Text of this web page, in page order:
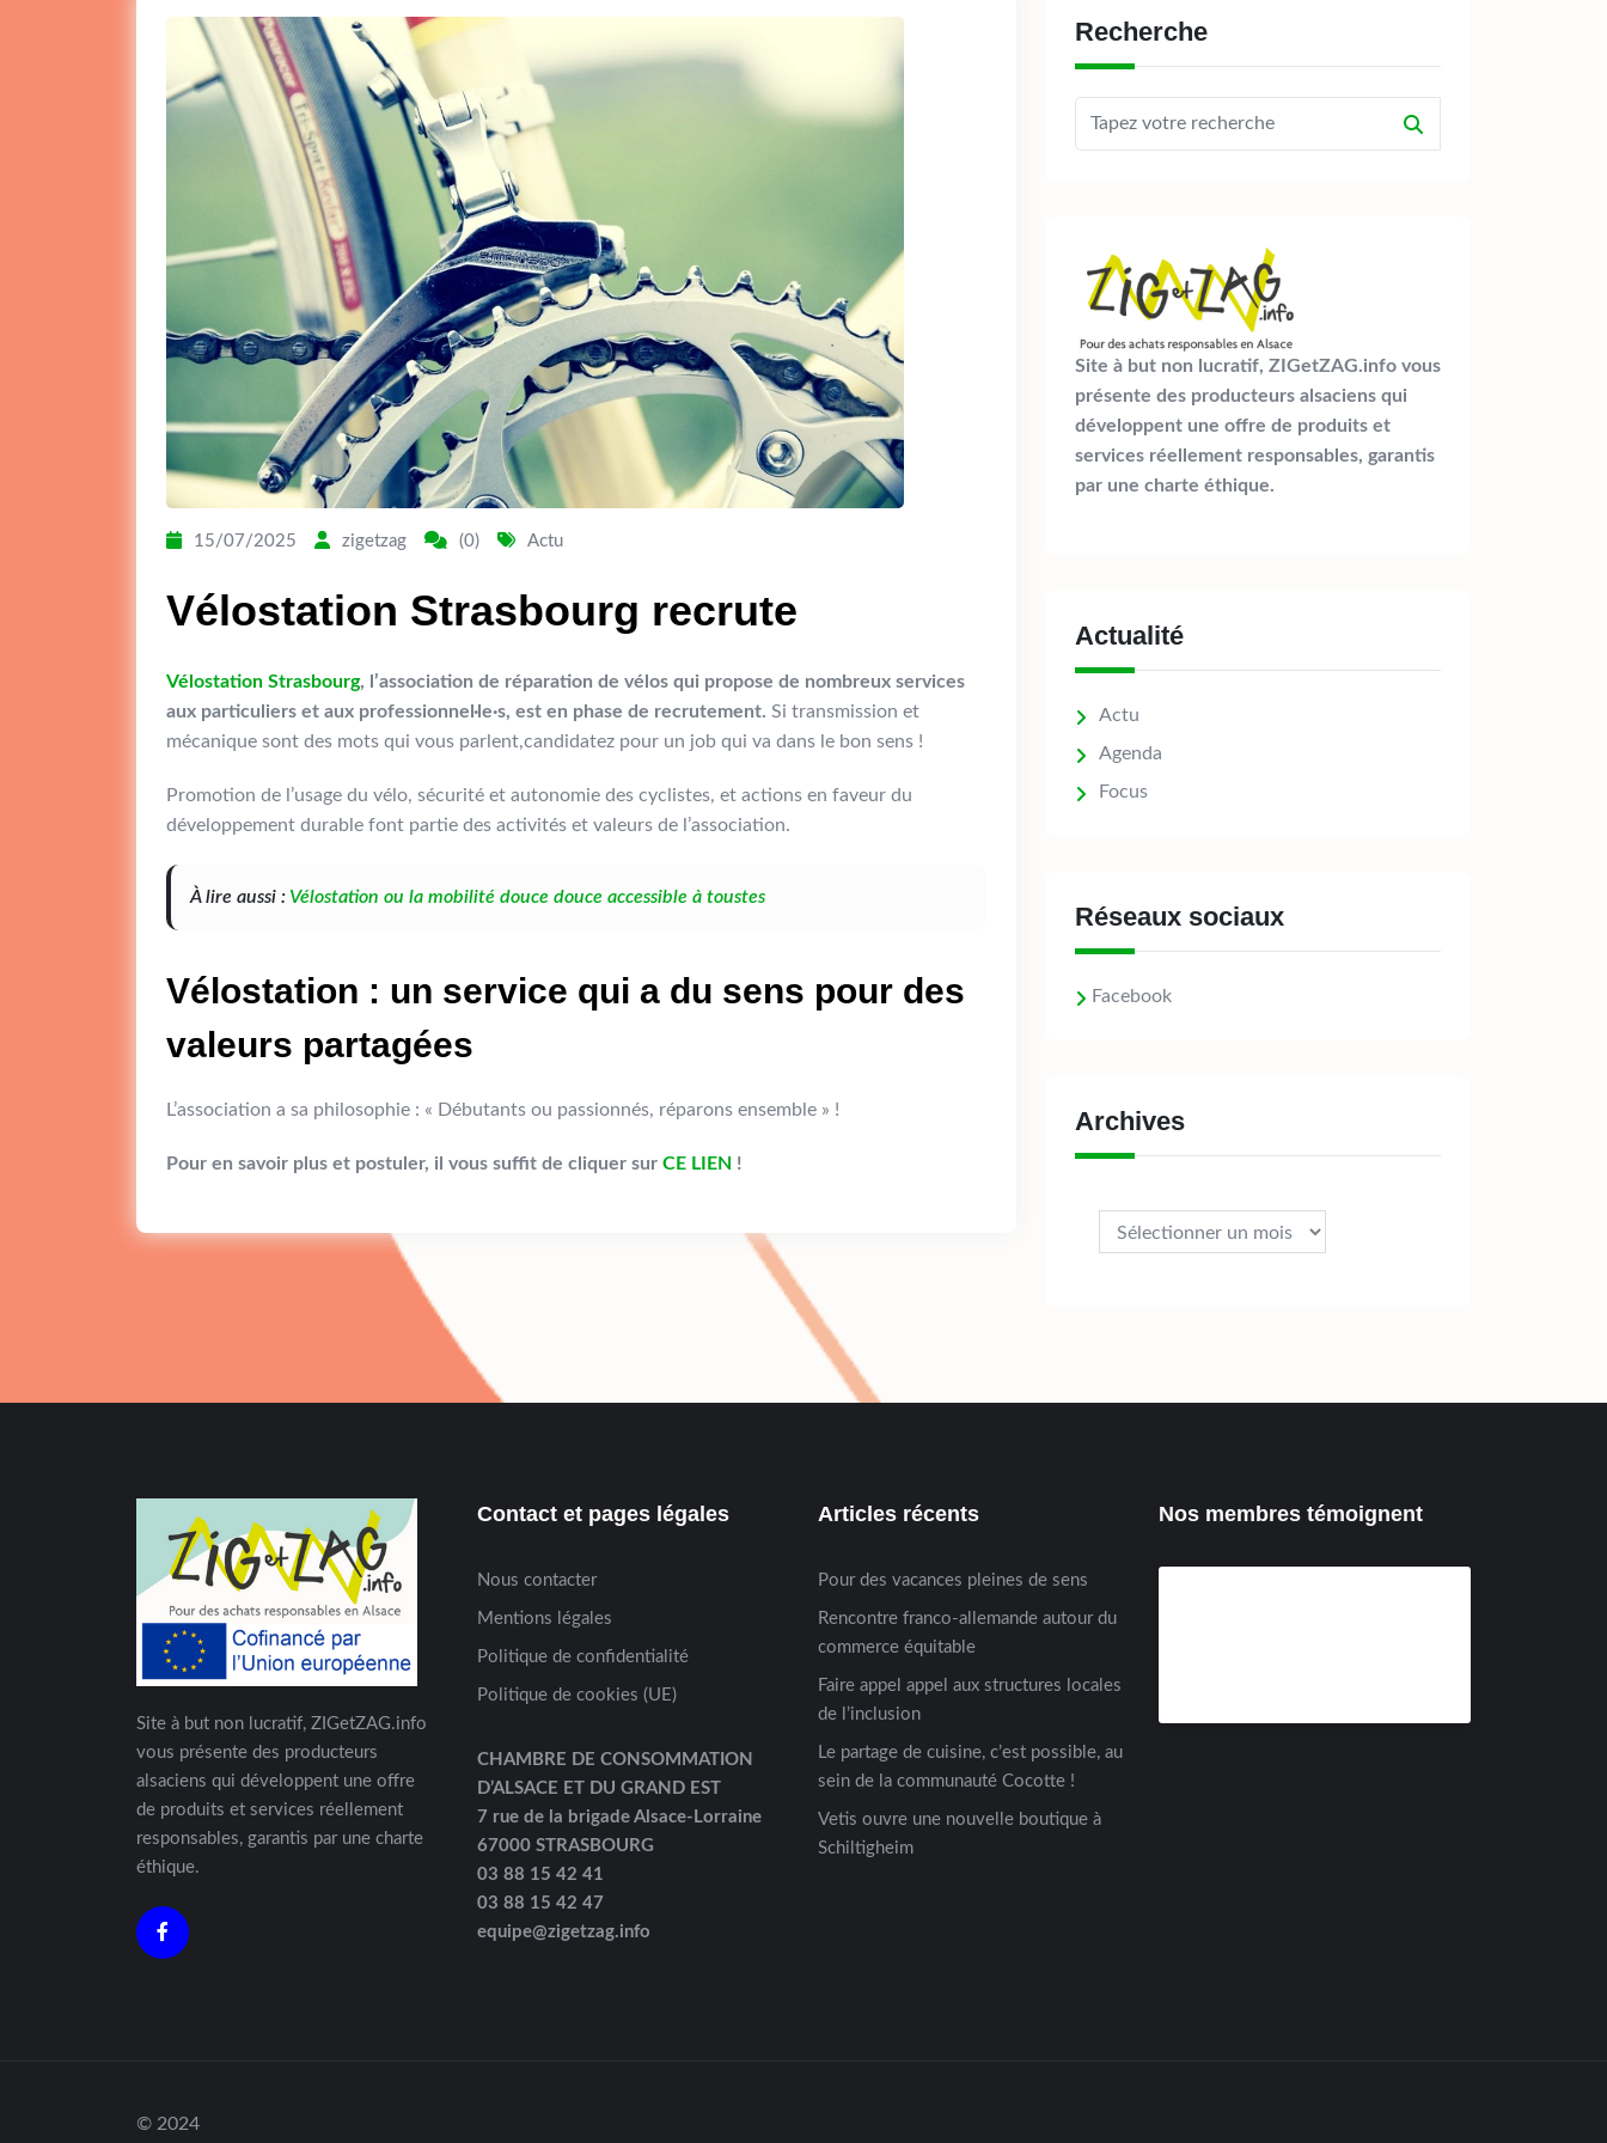
15/07/2025 zigetzag (0) Actu
Vélostation Strasbourg recrute
Vélostation Strasbourg, l’association de réparation de vélos qui propose de nombreux services
aux particuliers et aux professionnel·le·s, est en phase de recrutement. Si transmission et
mécanique sont des mots qui vous parlent,candidatez pour un job qui va dans le bon sens !
Promotion de l’usage du vélo, sécurité et autonomie des cyclistes, et actions en faveur du
développement durable font partie des activités et valeurs de l’association.
À lire aussi : Vélostation ou la mobilité douce douce accessible à toustes
Vélostation : un service qui a du sens pour des
valeurs partagées
L’association a sa philosophie : « Débutants ou passionnés, réparons ensemble » !
Pour en savoir plus et postuler, il vous suffit de cliquer sur CE LIEN !
Recherche
Site à but non lucratif, ZIGetZAG.info vous
présente des producteurs alsaciens qui
développent une offre de produits et
services réellement responsables, garantis
par une charte éthique.
Actualité
Actu
Agenda
Focus
Réseaux sociaux
Facebook
Archives
Site à but non lucratif, ZIGetZAG.info
vous présente des producteurs
alsaciens qui développent une offre
de produits et services réellement
responsables, garantis par une charte
éthique.
Contact et pages légales
Nous contacter
Mentions légales
Politique de confidentialité
Politique de cookies (UE)
CHAMBRE DE CONSOMMATION
D’ALSACE ET DU GRAND EST
7 rue de la brigade Alsace-Lorraine
67000 STRASBOURG
03 88 15 42 41
03 88 15 42 47
equipe@zigetzag.info
Articles récents
Pour des vacances pleines de sens
Rencontre franco-allemande autour du
commerce équitable
Faire appel appel aux structures locales
de l’inclusion
Le partage de cuisine, c’est possible, au
sein de la communauté Cocotte !
Vetis ouvre une nouvelle boutique à
Schiltigheim
Nos membres témoignent
© 2024